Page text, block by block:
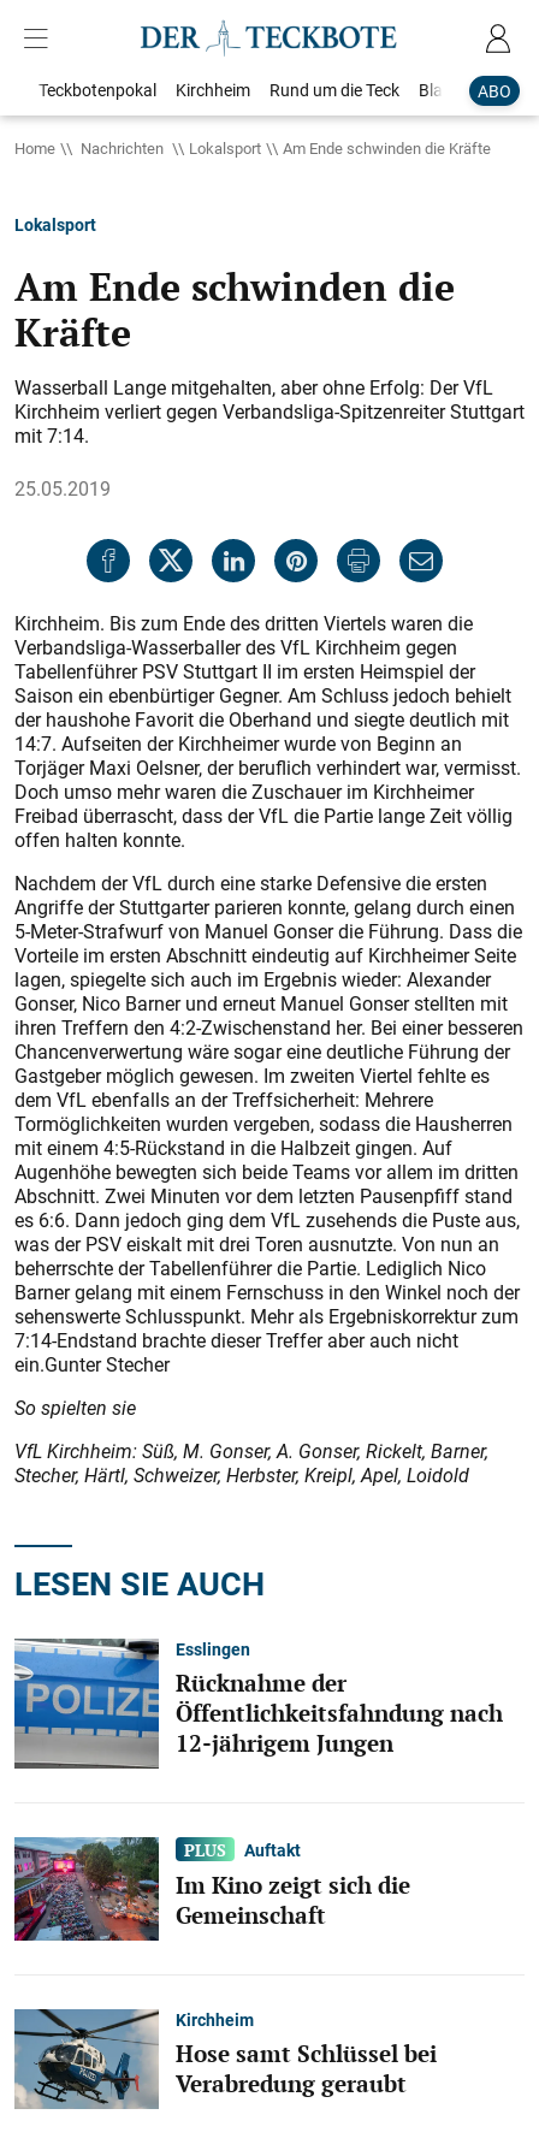
ABO
Teckbotenpokal Kirchheim Rund um die Teck Blaulicht
Home Nachrichten Lokalsport Am Ende schwinden die Kräfte
Lokalsport
Am Ende schwinden die
Kräfte
Wasserball Lange mitgehalten, aber ohne Erfolg: Der VfL
Kirchheim verliert gegen Verbandsliga-Spitzenreiter Stuttgart
mit 7:14.
25.05.2019
Kirchheim. Bis zum Ende des dritten Viertels waren die
Verbandsliga-Wasserballer des VfL Kirchheim gegen
Tabellenführer PSV Stuttgart II im ersten Heimspiel der
Saison ein ebenbürtiger Gegner. Am Schluss jedoch behielt
der haushohe Favorit die Oberhand und siegte deutlich mit
14:7. Aufseiten der Kirchheimer wurde von Beginn an
Torjäger Maxi Oelsner, der beruflich verhindert war, vermisst.
Doch umso mehr waren die Zuschauer im Kirchheimer
Freibad überrascht, dass der VfL die Partie lange Zeit völlig
offen halten konnte.
Nachdem der VfL durch eine starke Defensive die ersten
Angriffe der Stuttgarter parieren konnte, gelang durch einen
5-Meter-Strafwurf von Manuel Gonser die Führung. Dass die
Vorteile im ersten Abschnitt eindeutig auf Kirchheimer Seite
lagen, spiegelte sich auch im Ergebnis wieder: Alexander
Gonser, Nico Barner und erneut Manuel Gonser stellten mit
ihren Treffern den 4:2-Zwischenstand her. Bei einer besseren
Chancenverwertung wäre sogar eine deutliche Führung der
Gastgeber möglich gewesen. Im zweiten Viertel fehlte es
dem VfL ebenfalls an der Treffsicherheit: Mehrere
Tormöglichkeiten wurden vergeben, sodass die Hausherren
mit einem 4:5-Rückstand in die Halbzeit gingen. Auf
Augenhöhe bewegten sich beide Teams vor allem im dritten
Abschnitt. Zwei Minuten vor dem letzten Pausenpfiff stand
es 6:6. Dann jedoch ging dem VfL zusehends die Puste aus,
was der PSV eiskalt mit drei Toren ausnutzte. Von nun an
beherrschte der Tabellenführer die Partie. Lediglich Nico
Barner gelang mit einem Fernschuss in den Winkel noch der
sehenswerte Schlusspunkt. Mehr als Ergebniskorrektur zum
7:14-Endstand brachte dieser Treffer aber auch nicht
ein.Gunter Stecher
So spielten sie
VfL Kirchheim: Süß, M. Gonser, A. Gonser, Rickelt, Barner,
Stecher, Härtl, Schweizer, Herbster, Kreipl, Apel, Loidold
LESEN SIE AUCH
Esslingen
Rücknahme der
Öffentlichkeitsfahndung nach
12-jährigem Jungen
Auftakt
Im Kino zeigt sich die
Gemeinschaft
Kirchheim
Hose samt Schlüssel bei
Verabredung geraubt